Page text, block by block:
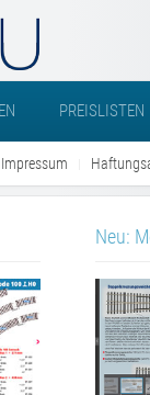
PREISLISTEN
Impressum
Neu: